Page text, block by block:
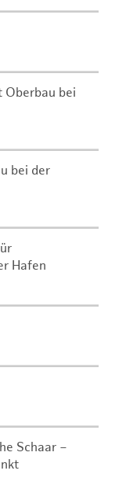
bei
bei der
Hafen
Schaar –